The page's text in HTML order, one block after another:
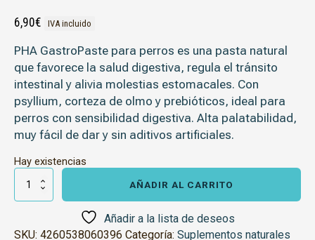
6,90€ IVA incluido
PHA GastroPaste para perros es una pasta natural
que favorece la salud digestiva, regula el tránsito
intestinal y alivia molestias estomacales. Con
psyllium, corteza de olmo y prebióticos, ideal para
perros con sensibilidad digestiva. Alta palatabilidad,
muy fácil de dar y sin aditivos artificiales.
Hay existencias
Gastro
Paste
cantidad
AÑADIR AL CARRITO
Añadir a la lista de deseos
SKU: 4260538060396 Categoría: Suplementos naturales